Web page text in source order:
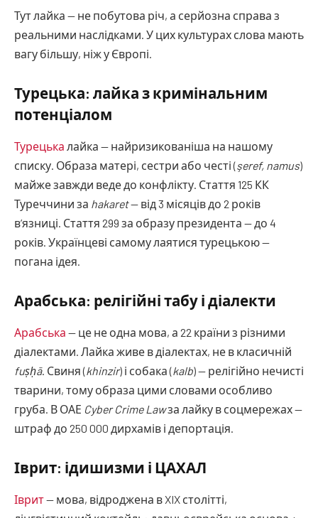
Тут лайка — не побутова річ, а серйозна справа з
реальними наслідками. У цих культурах слова мають
вагу більшу, ніж у Європі.
Турецька: лайка з кримінальним
потенціалом
Турецька лайка — найризикованіша на нашому
списку. Образа матері, сестри або честі (şeref, namus)
майже завжди веде до конфлікту. Стаття 125 КК
Туреччини за hakaret— від 3 місяців до 2 років
в’язниці. Стаття 299 за образу президента — до 4
років. Українцеві самому лаятися турецькою —
погана ідея.
Арабська: релігійні табу і діалекти
Арабська — це не одна мова, а 22 країни з різними
діалектами. Лайка живе в діалектах, не в класичній
fuṣḥā. Свиня (khinzir) і собака (kalb) — релігійно нечисті
тварини, тому образа цими словами особливо
груба. В ОАЕ Cyber Crime Lawза лайку в соцмережах —
штраф до 250 000 дирхамів і депортація.
Іврит: ідишизми і ЦАХАЛ
Іврит— мова, відроджена в XIX столітті,